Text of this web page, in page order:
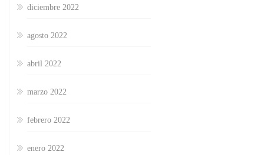
diciembre 2022
agosto 2022
abril 2022
marzo 2022
febrero 2022
enero 2022